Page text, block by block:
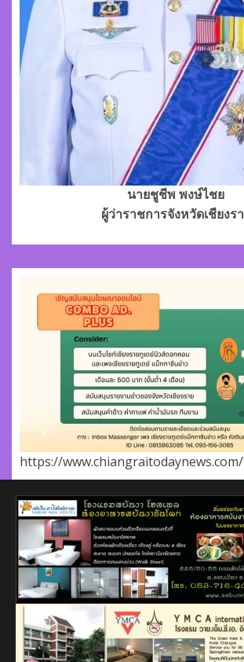
นายชูชีพ พงษ์ไชย
ผู้ว่าราชการจังหวัดเชียงร
https://www.chiangraitodaynews.com/